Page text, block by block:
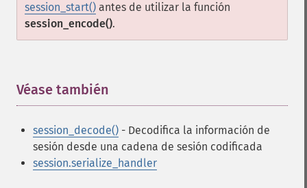
session_start() antes de utilizar la función
session_encode().
Véase también
session_decode() - Decodifica la información de
sesión desde una cadena de sesión codificada
session.serialize_handler